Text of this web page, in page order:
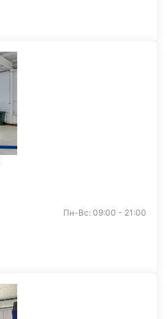
Пн-Вс: 09:00 - 21:00